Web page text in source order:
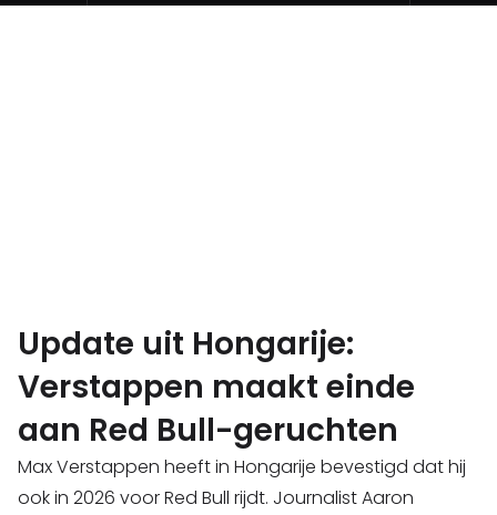
Update uit Hongarije:
Verstappen maakt einde
aan Red Bull-geruchten
Max Verstappen heeft in Hongarije bevestigd dat hij
ook in 2026 voor Red Bull rijdt. Journalist Aaron